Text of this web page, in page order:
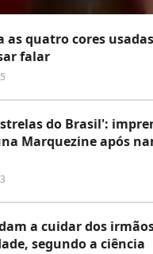
as quatro cores
falar
do Brasil':
Marquezine após
a cuidar dos
segundo a ciência